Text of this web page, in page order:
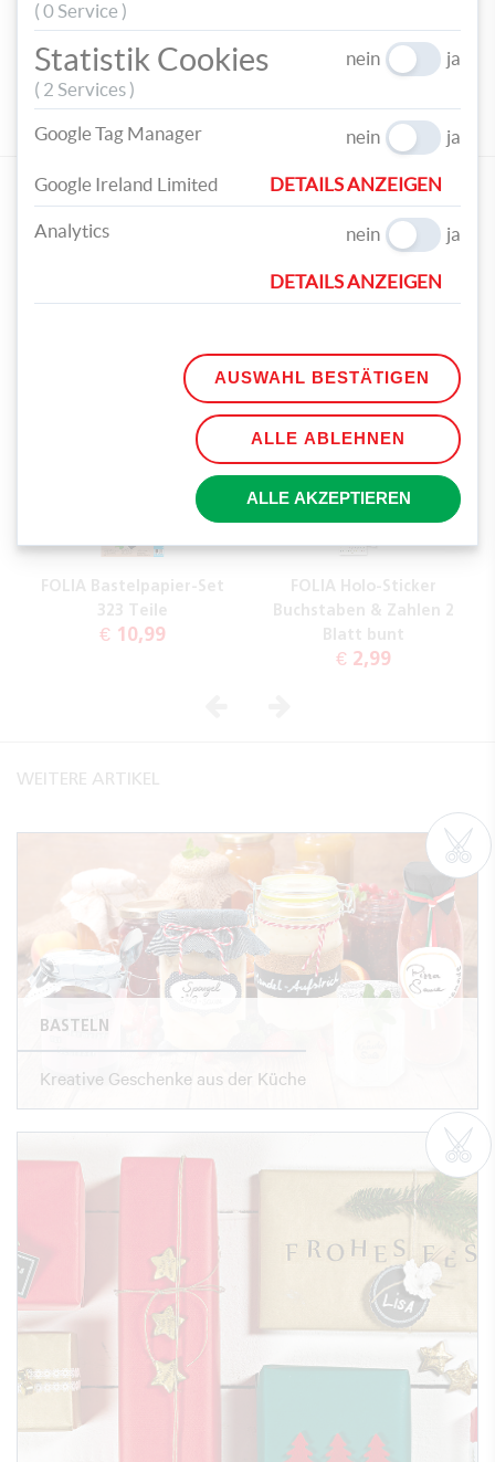
TEILEN
TAGS
PASSENDES BASTELZUBEHÖR:
selbstklebend 20 x 29 cm
5 Bögen mehrere Farben
Moosgummi
selbstklebend 20 x 29 cm
5 Bögen mehrere Farben
€ 6,99
FOLIA Bastelpapier-Set
323 Teile
€ 10,99
FOLIA Holo-Sticker
Buchstaben & Zahlen 2
Blatt bunt
€ 2,99
WEITERE ARTIKEL
BASTELN
Kreative Geschenke aus der Küche
( 0 Service )
Statistik Cookies
( 2 Services )
nein ja
Google Tag Manager nein ja
Google Ireland Limited DETAILS ANZEIGEN
Analytics nein ja
DETAILS ANZEIGEN
AUSWAHL BESTÄTIGEN
ALLE ABLEHNEN
ALLE AKZEPTIEREN